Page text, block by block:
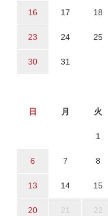
16 17 18
23 24 25
30 31
日 月 火
1
6 7 8
13 14 15
20 21 22